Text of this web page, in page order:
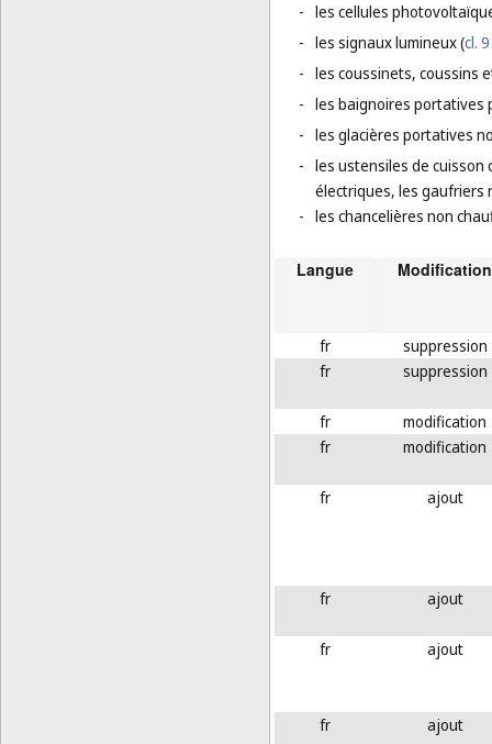
- les cellules
- les signaux lumineux (cl. 9
- les coussinets, coussins
- les baignoires portatives
- les glacières portatives
- les ustensiles de cuisson
électriques, les gaufriers
- les chancelières non
Langue Modification
fr
suppression
fr
suppression
fr
modification
fr
modification
fr ajout
fr ajout
fr ajout
fr ajout